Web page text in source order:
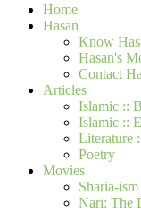
Home
Hasan
Know
Hasan's
Contact
Articles
Islamic ::
Islamic ::
Literature
Poetry
Movies
Sharia-ism
Nari: The